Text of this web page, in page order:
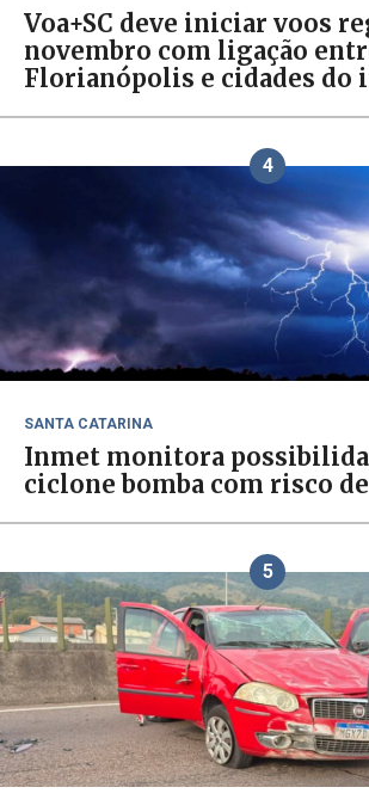
Voa+SC deve iniciar voos
novembro com ligação
Florianópolis e cidades do
4
SANTA CATARINA
Inmet monitora
ciclone bomba com risco
5